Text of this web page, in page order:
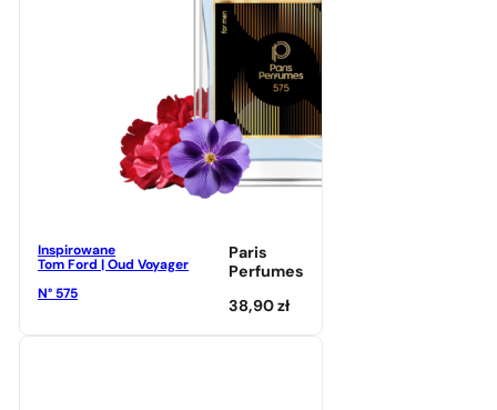
Inspirowane
Tom Ford | Oud Voyager
N° 575
Paris
Perfumes
38,90zł